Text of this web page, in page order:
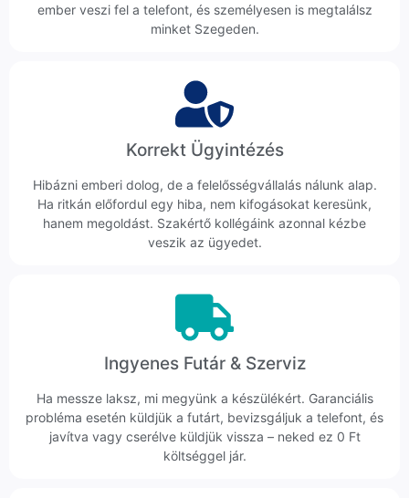
ember veszi fel a telefont, és személyesen is megtalálsz
minket Szegeden.
Korrekt Ügyintézés
Hibázni emberi dolog, de a felelősségvállalás nálunk alap.
Ha ritkán előfordul egy hiba, nem kifogásokat keresünk,
hanem megoldást. Szakértő kollégáink azonnal kézbe
veszik az ügyedet.
Ingyenes Futár & Szerviz
Ha messze laksz, mi megyünk a készülékért. Garanciális
probléma esetén küldjük a futárt, bevizsgáljuk a telefont, és
javítva vagy cserélve küldjük vissza – neked ez 0 Ft
költséggel jár.